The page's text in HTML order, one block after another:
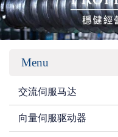
Menu
交流伺服马达
向量伺服驱动器